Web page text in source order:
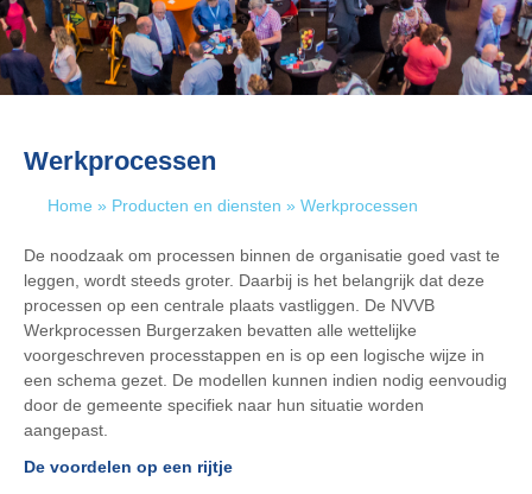
Werkprocessen
Home » Producten en diensten » Werkprocessen
De noodzaak om processen binnen de organisatie goed vast te
leggen, wordt steeds groter. Daarbij is het belangrijk dat deze
processen op een centrale plaats vastliggen. De NVVB
Werkprocessen Burgerzaken bevatten alle wettelijke
voorgeschreven processtappen en is op een logische wijze in
een schema gezet. De modellen kunnen indien nodig eenvoudig
door de gemeente specifiek naar hun situatie worden
aangepast.
De voordelen op een rijtje